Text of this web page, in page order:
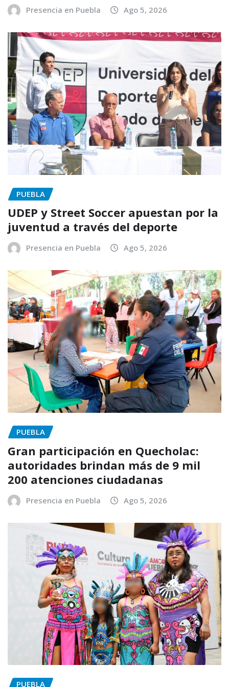
Presencia en Puebla Ago 5, 2026
PUEBLA
UDEP y Street Soccer apuestan por la
juventud a través del deporte
Presencia en Puebla Ago 5, 2026
PUEBLA
Gran participación en Quecholac:
autoridades brindan más de 9 mil
200 atenciones ciudadanas
Presencia en Puebla Ago 5, 2026
PUEBLA